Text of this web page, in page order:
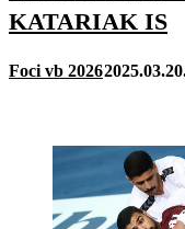
KATARIAK IS
Foci vb 2026